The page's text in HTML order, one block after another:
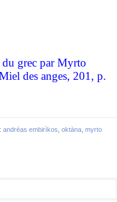
grec par Myrto
des anges, 201, p.
andréas embirìkos oktàna myrto